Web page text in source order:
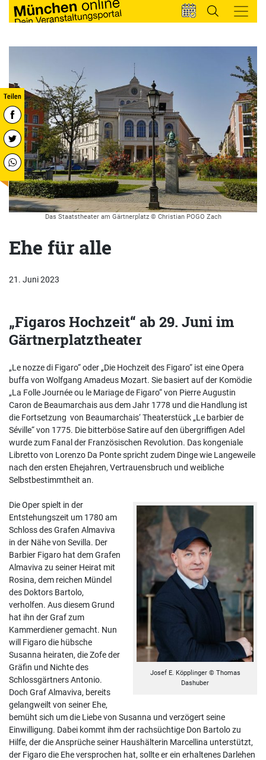
Das Staatstheater am Gärtnerplatz © Christian POGO Zach
Ehe für alle
21. Juni 2023
„Figaros Hochzeit“ ab 29. Juni im
Gärtnerplatztheater
„Le nozze di Figaro“ oder „Die Hochzeit des Figaro“ ist eine Opera
buffa von Wolfgang Amadeus Mozart. Sie basiert auf der Komödie
„La Folle Journée ou le Mariage de Figaro“ von Pierre Augustin
Caron de Beaumarchais aus dem Jahr 1778 und die Handlung ist
die Fortsetzung von Beaumarchais‘ Theaterstück „Le barbier de
Séville“ von 1775. Die bitterböse Satire auf den übergriffigen Adel
wurde zum Fanal der Französischen Revolution. Das kongeniale
Libretto von Lorenzo Da Ponte spricht zudem Dinge wie Langeweile
nach den ersten Ehejahren, Vertrauensbruch und weibliche
Selbstbestimmtheit an.
Josef E. Köpplinger © Thomas
Dashuber
Die Oper spielt in der
Entstehungszeit um 1780 am
Schloss des Grafen Almaviva
in der Nähe von Sevilla. Der
Barbier Figaro hat dem Grafen
Almaviva zu seiner Heirat mit
Rosina, dem reichen Mündel
des Doktors Bartolo,
verholfen. Aus diesem Grund
hat ihn der Graf zum
Kammerdiener gemacht. Nun
will Figaro die hübsche
Susanna heiraten, die Zofe der
Gräfin und Nichte des
Schlossgärtners Antonio.
Doch Graf Almaviva, bereits
gelangweilt von seiner Ehe,
bemüht sich um die Liebe von Susanna und verzögert seine
Einwilligung. Dabei kommt ihm der rachsüchtige Don Bartolo zu
Hilfe, der die Ansprüche seiner Haushälterin Marcellina unterstützt,
der Figaro die Ehe versprochen hat, sollte er ein erhaltenes Darlehen